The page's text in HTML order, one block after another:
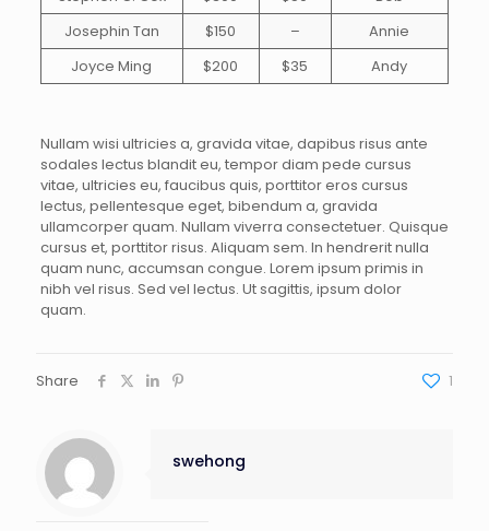
Josephin Tan
$150 –
Annie
Joyce Ming
$200 $35 Andy
Nullam wisi ultricies a, gravida vitae, dapibus risus ante
sodales lectus blandit eu, tempor diam pede cursus
vitae, ultricies eu, faucibus quis, porttitor eros cursus
lectus, pellentesque eget, bibendum a, gravida
ullamcorper quam. Nullam viverra consectetuer. Quisque
cursus et, porttitor risus. Aliquam sem. In hendrerit nulla
quam nunc, accumsan congue. Lorem ipsum primis in
nibh vel risus. Sed vel lectus. Ut sagittis, ipsum dolor
quam.
Share 1
swehong